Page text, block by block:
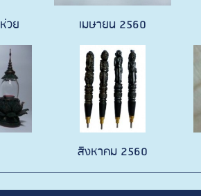
วย เมษายน 2560
สิงหาคม 2560